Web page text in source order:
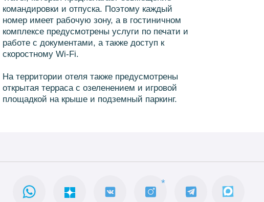
командировки и отпуска. Поэтому каждый
номер имеет рабочую зону, а в гостиничном
комплексе предусмотрены услуги по печати и
работе с документами, а также доступ к
скоростному Wi-Fi.
На территории отеля также предусмотрены
открытая терраса с озеленением и игровой
площадкой на крыше и подземный паркинг.
*